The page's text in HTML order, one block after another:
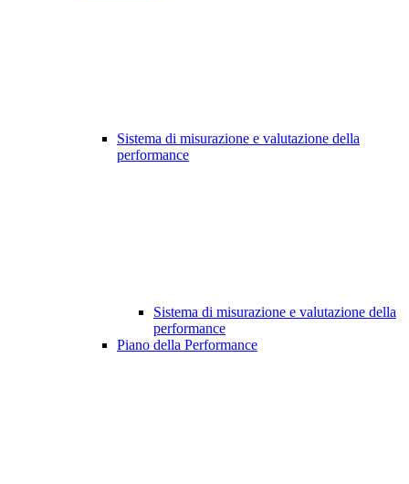
Sistema di misurazione e valutazione della
performance
Sistema di misurazione e valutazione della
performance
Piano della Performance